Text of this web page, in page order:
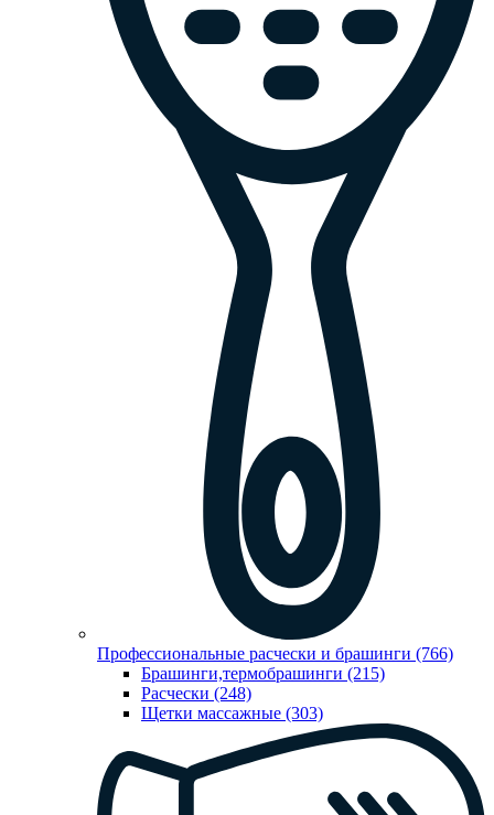
Профессиональные расчески и брашинги (766)
Брашинги,термобрашинги (215)
Расчески (248)
Щетки массажные (303)